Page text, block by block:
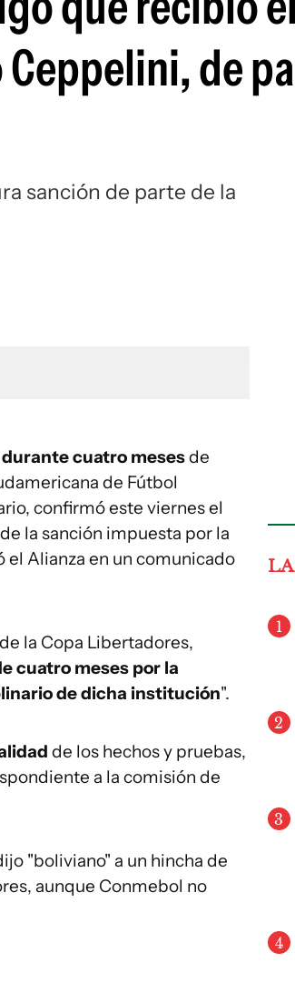
de
sanción de parte de la
cuatro mesesde
de Fútbol
confirmó este viernes el
la sanción impuesta por la
el Alianza en un comunicado
la Copa Libertadores,
cuatro meses por la
de dicha institución".
de los hechos y pruebas,
a la comisión de
"boliviano" a un hincha de
aunque Conmebol no